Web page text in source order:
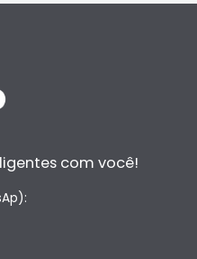
com você!